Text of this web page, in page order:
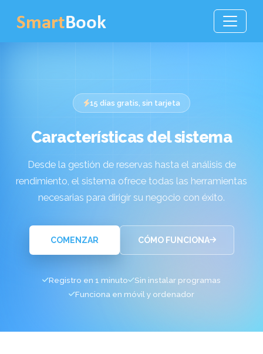
15 días gratis, sin tarjeta
Características del sistema
Desde la gestión de reservas hasta el análisis de
rendimiento, el sistema ofrece todas las herramientas
necesarias para dirigir su negocio con éxito.
COMENZAR CÓMO FUNCIONA
Registro en 1 minuto
Sin instalar programas
Funciona en móvil y ordenador